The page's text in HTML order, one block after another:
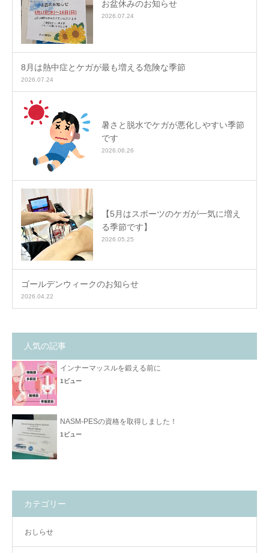
お盆休みのお知らせ
2026.07.24
8月は熱中症とケガが最も増える危険な季節
2026.07.24
暑さと脱水でケガが悪化しやすい季節
です
2026.06.26
【5月はスポーツのケガが一気に増え
る季節です】
2026.05.25
ゴールデンウィークのお知らせ
2026.04.22
人気の記事
インナーマッスルを鍛える前に
1ビュー
NASM-PESの資格を取得しました！
1ビュー
カテゴリー
おしらせ